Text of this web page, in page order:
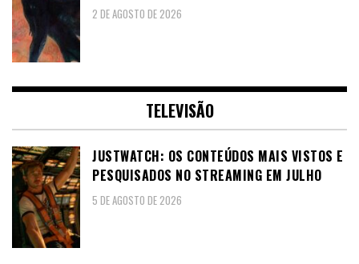
2 DE AGOSTO DE 2026
TELEVISÃO
JUSTWATCH: OS CONTEÚDOS MAIS VISTOS E
PESQUISADOS NO STREAMING EM JULHO
5 DE AGOSTO DE 2026